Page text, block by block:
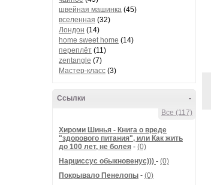
швейная машинка (45)
вселенная (32)
Лондон (14)
home sweet home (14)
переплёт (11)
zentangle (7)
Мастер-класс (3)
-
Ссылки
Все (117)
Хироми Шинья - Книга о вреде
"здорового питания", или Как жить
до 100 лет, не болея - (0)
Нарциссус обыкновенус))) - (0)
Покрывало Пенелопы - (0)